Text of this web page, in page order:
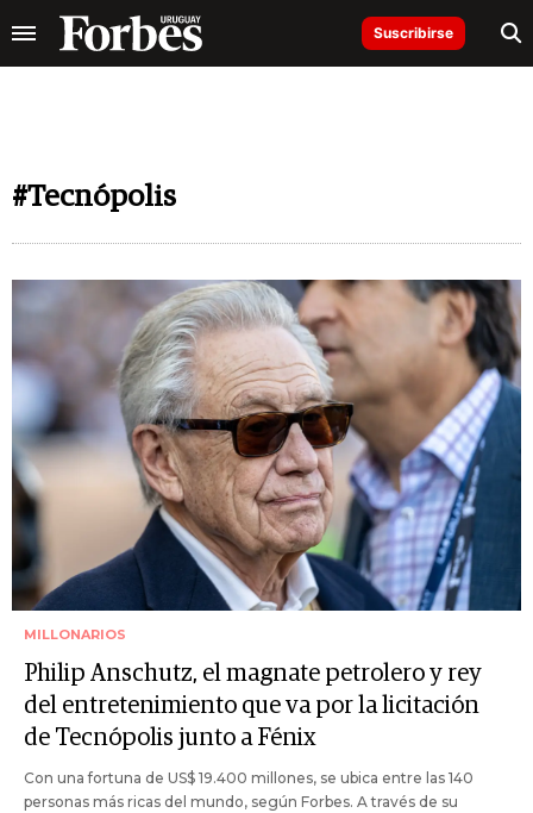
Suscribirse
#Tecnópolis
MILLONARIOS
Philip Anschutz, el magnate petrolero y rey
del entretenimiento que va por la licitación
de Tecnópolis junto a Fénix
Con una fortuna de US$ 19.400 millones, se ubica entre las 140
personas más ricas del mundo, según Forbes. A través de su